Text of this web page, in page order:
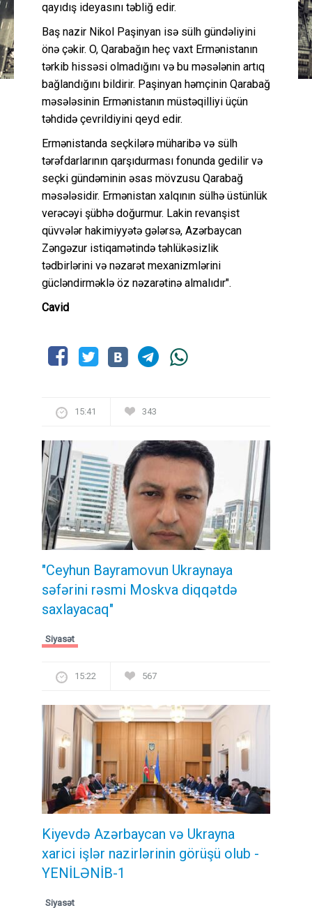
qayıdış ideyasını təbliğ edir.
Baş nazir Nikol Paşinyan isə sülh gündəliyini
önə çəkir. O, Qarabağın heç vaxt Ermənistanın
tərkib hissəsi olmadığını və bu məsələnin artıq
bağlandığını bildirir. Paşinyan həmçinin Qarabağ
məsələsinin Ermənistanın müstəqilliyi üçün
təhdidə çevrildiyini qeyd edir.
Ermənistanda seçkilərə müharibə və sülh
tərəfdarlarının qarşıdurması fonunda gedilir və
seçki gündəminin əsas mövzusu Qarabağ
məsələsidir. Ermənistan xalqının sülhə üstünlük
verəcəyi şübhə doğurmur. Lakin revanşist
qüvvələr hakimiyyətə gələrsə, Azərbaycan
Zəngəzur istiqamətində təhlükəsizlik
tədbirlərini və nəzarət mexanizmlərini
gücləndirməklə öz nəzarətinə almalıdır".
Cavid
15:41 343
"Ceyhun Bayramovun Ukraynaya
səfərini rəsmi Moskva diqqətdə
saxlayacaq"
Siyasət
15:22 567
Kiyevdə Azərbaycan və Ukrayna
xarici işlər nazirlərinin görüşü olub -
YENİLƏNİB-1
Siyasət